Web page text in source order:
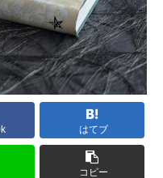
はてブ
コピー